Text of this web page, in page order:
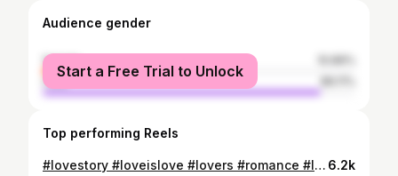
Audience gender
female
male
Start a Free Trial to Unlock
Top performing Reels
#lovestory #loveislove #lovers #romance #loveyou #loveyourself #couples #lover #forever #instagram #cute #loveedits #drama #romantic #love #reelsinsta #cute #smile #girl #sweet #beautiful #instagood #beauty #❤️❤️❤️ #❤ 6.2k